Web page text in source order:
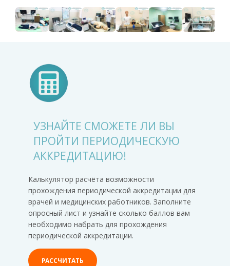
УЗНАЙТЕ СМОЖЕТЕ ЛИ ВЫ
ПРОЙТИ ПЕРИОДИЧЕСКУЮ
АККРЕДИТАЦИЮ!
Калькулятор расчёта возможности
прохождения периодической аккредитации для
врачей и медицинских работников. Заполните
опросный лист и узнайте сколько баллов вам
необходимо набрать для прохождения
периодической аккредитации.
РАССЧИТАТЬ